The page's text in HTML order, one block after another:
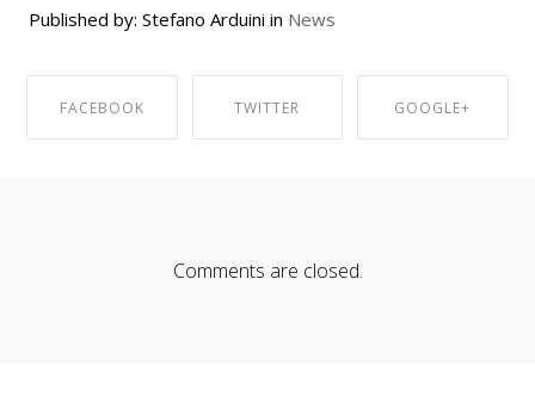
Published by: Stefano Arduini in News
FACEBOOK TWITTER GOOGLE+
Comments are closed.